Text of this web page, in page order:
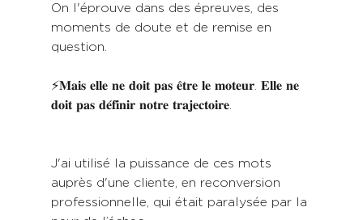
On l'éprouve dans des épreuves, des
moments de doute et de remise en
question.
⚡𝐌𝐚𝐢𝐬 𝐞𝐥𝐥𝐞 𝐧𝐞 𝐝𝐨𝐢𝐭 𝐩𝐚𝐬 𝐞̂𝐭𝐫𝐞 𝐥𝐞 𝐦𝐨𝐭𝐞𝐮𝐫. 𝐄𝐥𝐥𝐞 𝐧𝐞
𝐝𝐨𝐢𝐭 𝐩𝐚𝐬 𝐝𝐞́𝐟𝐢𝐧𝐢𝐫 𝐧𝐨𝐭𝐫𝐞 𝐭𝐫𝐚𝐣𝐞𝐜𝐭𝐨𝐢𝐫𝐞.
J'ai utilisé la puissance de ces mots
auprès d'une cliente, en reconversion
professionnelle, qui était paralysée par la